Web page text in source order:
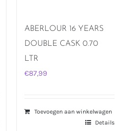
ABERLOUR 16 YEARS
DOUBLE CASK 0.70
LTR
€87,99
Toevoegen aan winkelwagen
Details